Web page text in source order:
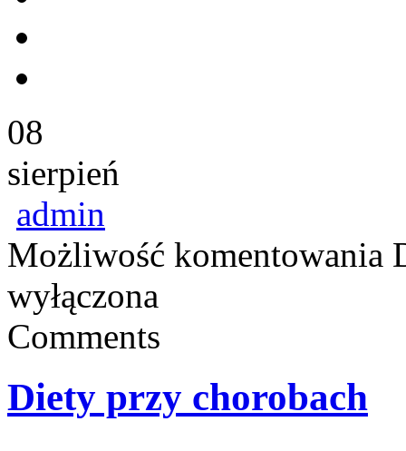
08
sierpień
admin
Możliwość komentowania
wyłączona
Comments
Diety przy chorobach